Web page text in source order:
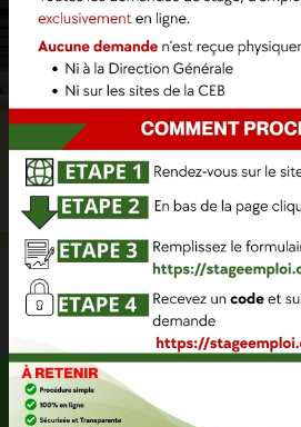
Lancement solennel de
initiale qualifiante de
de réseaux de la SBEE
11 mars 2026
L’histoire de la CEB en
Cliquez ici